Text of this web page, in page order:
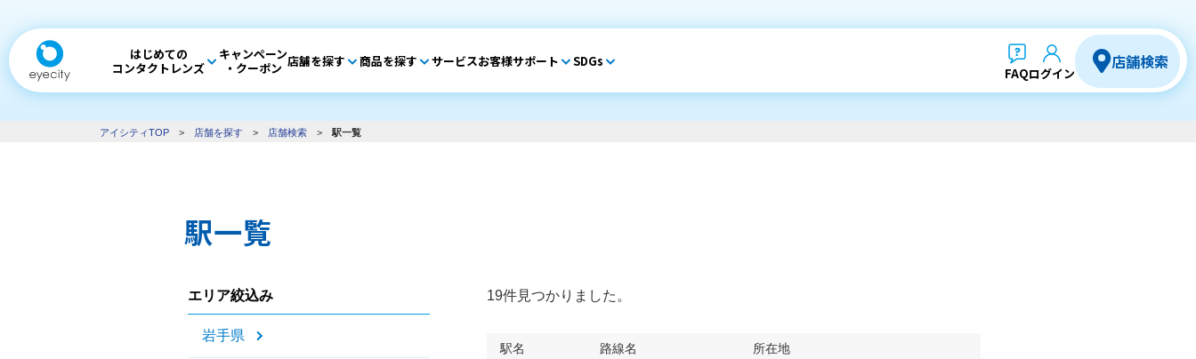
はじめての
コンタクトレンズ
キャンペーン
・クーポン 店舗を探す 商品を探す サービスお客様サポート SDGs
FAQログイン
店舗検索
アイシティTOP > 店舗を探す > 店舗検索 > 駅一覧
駅一覧
エリア絞込み
岩手県
19件見つかりました。
駅名 路線名 所在地